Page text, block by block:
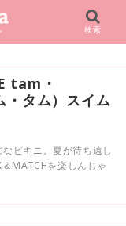
検索
tam・
タム）スイム
ビキニ。夏が待ち遠し
MATCHを楽しんじゃ